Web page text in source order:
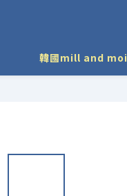
韓國mill and moi